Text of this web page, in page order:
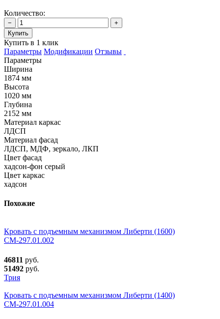
Количество:
−
+
Купить
Купить в 1 клик
Параметры Модификации Отзывы
Параметры
Ширина
1874 мм
Высота
1020 мм
Глубина
2152 мм
Материал каркас
ЛДСП
Материал фасад
ЛДСП, МДФ, зеркало, ЛКП
Цвет фасад
хадсон-фон серый
Цвет каркас
хадсон
Похожие
Кровать с подъемным механизмом Либерти (1600)
СМ-297.01.002
46811 руб.
51492 руб.
Трия
Кровать с подъемным механизмом Либерти (1400)
СМ-297.01.004